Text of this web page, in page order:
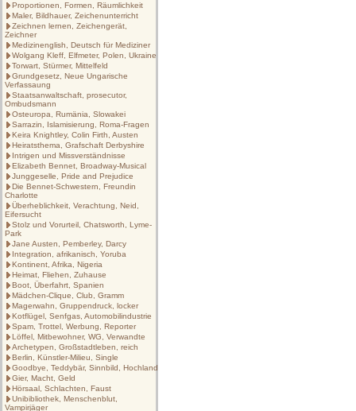
Proportionen, Formen, Räumlichkeit
Maler, Bildhauer, Zeichenunterricht
Zeichnen lernen, Zeichengerät,
Zeichner
Medizinenglish, Deutsch für Mediziner
Wolgang Kleff, Elfmeter, Polen, Ukraine
Torwart, Stürmer, Mittelfeld
Grundgesetz, Neue Ungarische
Verfassaung
Staatsanwaltschaft, prosecutor,
Ombudsmann
Osteuropa, Rumänia, Slowakei
Sarrazin, Islamisierung, Roma-Fragen
Keira Knightley, Colin Firth, Austen
Heiratsthema, Grafschaft Derbyshire
Intrigen und Missverständnisse
Elizabeth Bennet, Broadway-Musical
Junggeselle, Pride and Prejudice
Die Bennet-Schwestern, Freundin
Charlotte
Überheblichkeit, Verachtung, Neid,
Eifersucht
Stolz und Vorurteil, Chatsworth, Lyme-
Park
Jane Austen, Pemberley, Darcy
Integration, afrikanisch, Yoruba
Kontinent, Afrika, Nigeria
Heimat, Fliehen, Zuhause
Boot, Überfahrt, Spanien
Mädchen-Clique, Club, Gramm
Magerwahn, Gruppendruck, locker
Kotflügel, Senfgas, Automobilindustrie
Spam, Trottel, Werbung, Reporter
Löffel, Mitbewohner, WG, Verwandte
Archetypen, Großstadtleben, reich
Berlin, Künstler-Milieu, Single
Goodbye, Teddybär, Sinnbild, Hochland
Gier, Macht, Geld
Hörsaal, Schlachten, Faust
Unibibliothek, Menschenblut,
Vampirjäger